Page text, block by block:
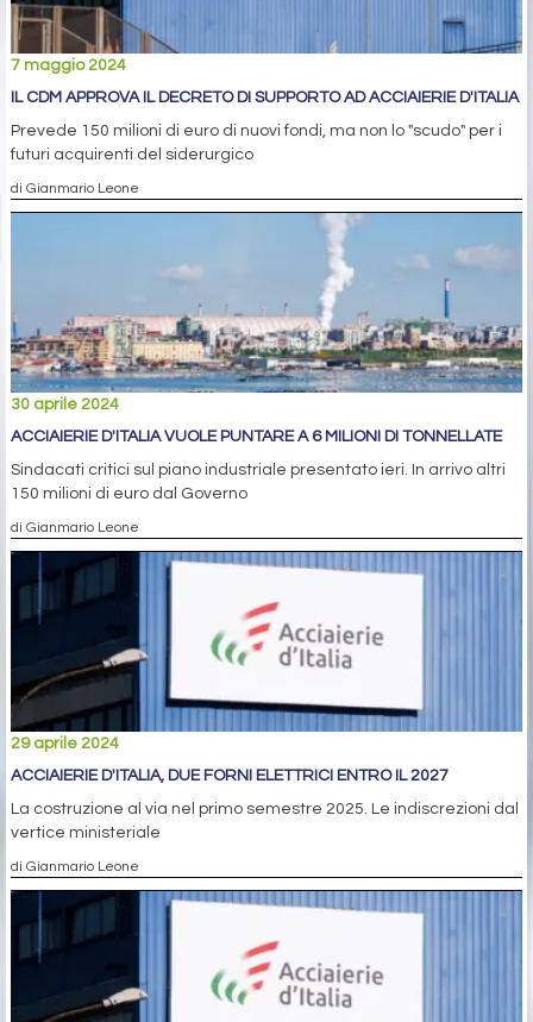
7 maggio 2024
IL CDM APPROVA IL DECRETO DI SUPPORTO AD ACCIAIERIE D'ITALIA
Prevede 150 milioni di euro di nuovi fondi, ma non lo "scudo" per i
futuri acquirenti del siderurgico
di Gianmario Leone
30 aprile 2024
ACCIAIERIE D'ITALIA VUOLE PUNTARE A 6 MILIONI DI TONNELLATE
Sindacati critici sul piano industriale presentato ieri. In arrivo altri
150 milioni di euro dal Governo
di Gianmario Leone
29 aprile 2024
ACCIAIERIE D'ITALIA, DUE FORNI ELETTRICI ENTRO IL 2027
La costruzione al via nel primo semestre 2025. Le indiscrezioni dal
vertice ministeriale
di Gianmario Leone